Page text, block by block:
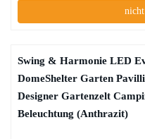
Swing & Harmonie LED
DomeShelter Garten
Designer Gartenzelt
Beleuchtung (Anthrazit)